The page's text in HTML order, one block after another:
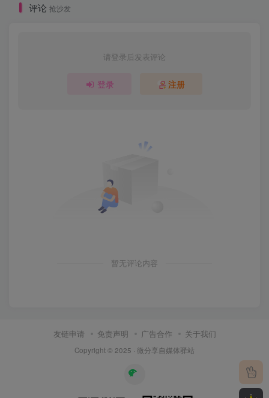
评论 抢沙发
请登录后发表评论
登录 注册
暂无评论内容
友链申请 免责声明 广告合作 关于我们
Copyright © 2025 · 微分享自媒体驿站